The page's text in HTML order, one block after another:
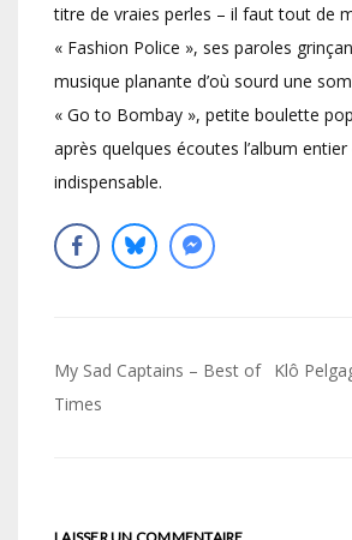
titre de vraies perles – il faut tout de
« Fashion Police », ses paroles
musique planante d’où sourd une
« Go to Bombay », petite boulette
après quelques écoutes l’album
indispensable.
Navigation
de
My Sad Captains – Best of
Times
Klô